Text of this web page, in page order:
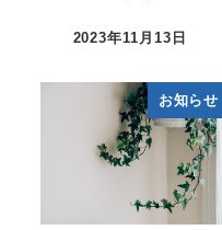
2023年11月13日
お知らせ